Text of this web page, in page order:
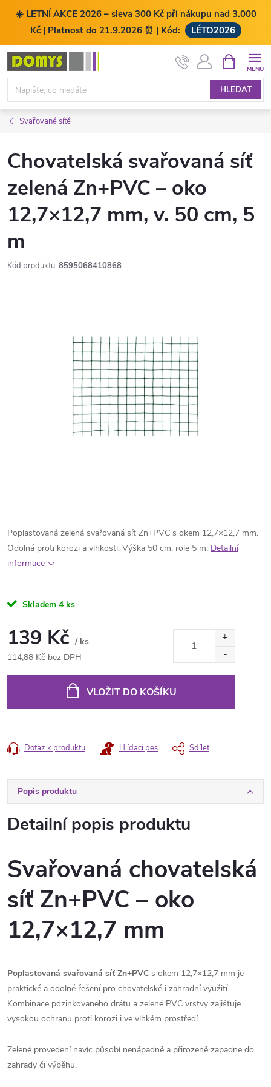
☀️ LETNÍ AKCE 2026 – sleva 300 Kč při nákupu nad 3.000
Kč | Platnost do 21.9.2026 ⏰ | Kód:
LÉTO2026
Přejít
obsah
HLEDAT
NÁKUPNÍ
KOŠÍK
Svařované sítě
Chovatelská svařovaná síť
zelená Zn+PVC – oko
12,7×12,7 mm, v. 50 cm, 5
m
Kód produktu: 8595068410868
Poplastovaná zelená svařovaná síť Zn+PVC s okem 12,7×12,7 mm.
Odolná proti korozi a vlhkosti. Výška 50 cm, role 5 m. Detailní
informace
Skladem 4 ks
139 Kč / ks
114,88 Kč bez DPH
VLOŽIT DO KOŠÍKU
Dotaz k produktu Hlídací pes Sdílet
Popis produktu
Detailní popis produktu
Svařovaná chovatelská
síť Zn+PVC – oko
12,7×12,7 mm
Poplastovaná svařovaná síť Zn+PVC s okem 12,7×12,7 mm je
praktické a odolné řešení pro chovatelské i zahradní využití.
Kombinace pozinkovaného drátu a zelené PVC vrstvy zajišťuje
vysokou ochranu proti korozi i ve vlhkém prostředí.
Zelené provedení navíc působí nenápadně a přirozeně zapadne do
zahrady či výběhu.